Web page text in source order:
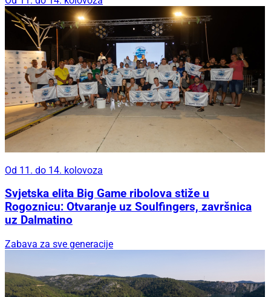
Od 11. do 14. kolovoza
Svjetska elita Big Game ribolova stiže u
Rogoznicu: Otvaranje uz Soulfingers, završnica
uz Dalmatino
Zabava za sve generacije